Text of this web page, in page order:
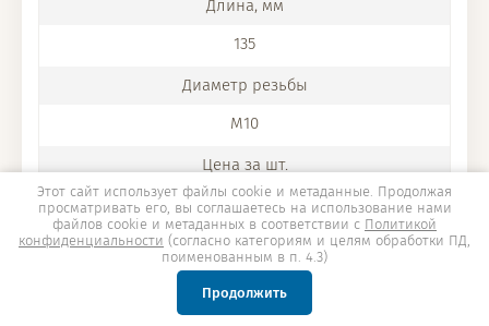
135
M10
916.44
Этот сайт использует файлы cookie и метаданные. Продолжая
просматривать его, вы соглашаетесь на использование нами
файлов cookie и метаданных в соответствии с Политикой
конфиденциальности (согласно категориям и целям обработки ПД,
поименованным в п. 4.3)
Продолжить